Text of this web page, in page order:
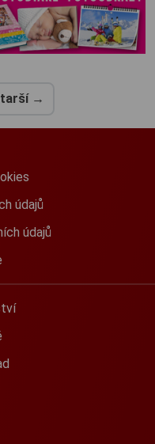
→
údajů
údajů